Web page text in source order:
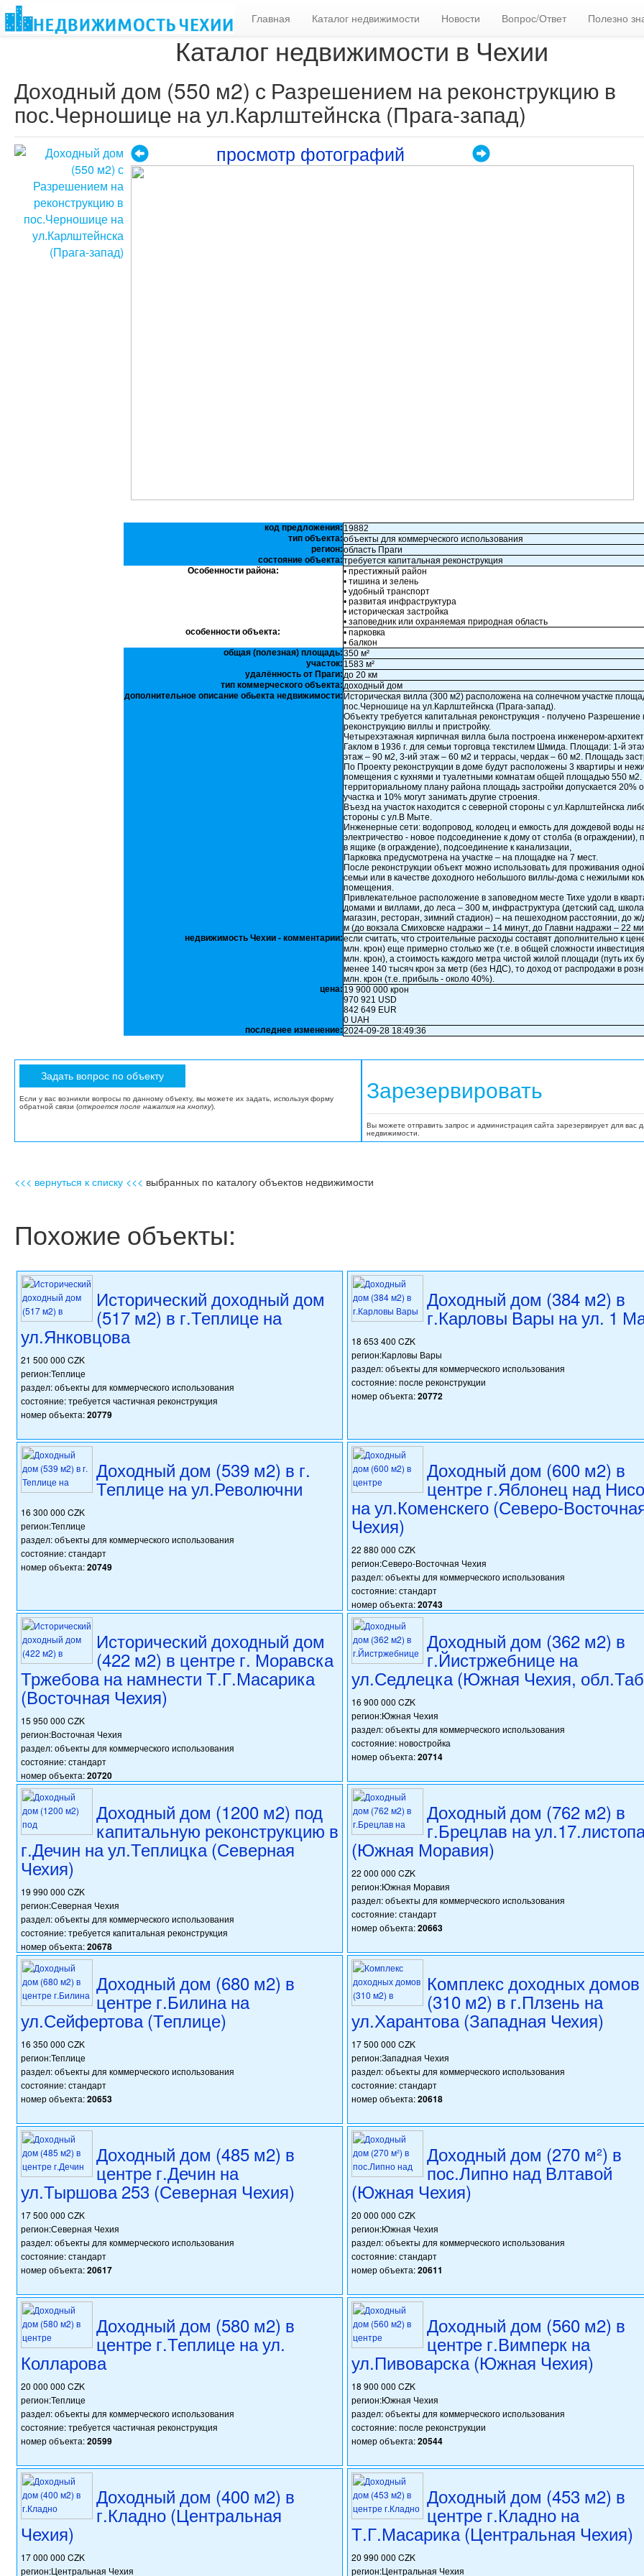
Главная Каталог недвижимости Новости Вопрос/Ответ Полезно
Каталог недвижимости в Чехии
Доходный дом (550 м2) с Разрешением на реконструкцию в
пос.Черношице на ул.Карлштейнска (Прага-запад)
просмотр фотографий
код предложения: 19882
тип объекта:объекты для коммерческого использования
регион:область Праги
состояние объекта:требуется капитальная реконструкция
Особенности района:
• престижный район
• тишина и зелень
• удобный транспорт
• развитая инфраструктура
• историческая застройка
• заповедник или охраняемая природная область
особенности объекта:
• парковка
• балкон
общая (полезная) площадь:350 м²
участок: 1583 м²
удалённость от Праги:до 20 км
тип коммерческого объекта:доходный дом
дополнительное описание обьекта недвижимости: Историческая вилла (300 м2) расположена на солнечном участке
пос.Черношице на ул.Карлштейнска (Прага-запад).
Объекту требуется капитальная реконструкция - получено Разрешение
реконструкцию виллы и пристройку.
Четырехэтажная кирпичная вилла была построена инженером-
Гаклом в 1936 г. для семьи торговца текстилем Шмида. Площади: 1-й
этаж – 90 м2, 3-ий этаж – 60 м2 и террасы, чердак – 60 м2. Площадь
По Проекту реконструкции в доме будут расположены 3 квартиры и
помещения с кухнями и туалетными комнатам общей площадью 550
территориальному плану района площадь застройки допускается 20%
участка и 10% могут занимать другие строения.
Въезд на участок находится с северной стороны с ул.Карлштейнска
стороны с ул.В Мыте.
Инженерные сети: водопровод, колодец и емкость для дождевой воды
электричество - новое подсоединение к дому от столба (в ограждении),
в ящике (в ограждение), подсоединение к канализации,
Парковка предусмотрена на участке – на площадке на 7 мест.
После реконструкции объект можно использовать для проживания
семьи или в качестве доходного небольшого виллы-дома с нежилыми
помещения.
Привлекательное расположение в заповедном месте Тихе удоли в
домами и виллами, до леса – 300 м, инфраструктура (детский сад,
магазин, ресторан, зимний стадион) – на пешеходном расстоянии, до
м (до вокзала Смиховске надражи – 14 минут, до Главни надражи – 22
недвижимость Чехии - комментарии:если считать, что строительные расходы составят дополнительно к
млн. крон) еще примерно столько же (т.е. в общей сложности
млн. крон), а стоимость каждого метра чистой жилой площади (путь их
менее 140 тысяч крон за метр (без НДС), то доход от распродажи в
млн. крон (т.е. прибыль - около 40%).
цена: 19 900 000 крон
970 921 USD
842 649 EUR
0 UAH
последнее изменение:2024-09-28 18:49:36
Если у вас возникли вопросы по данному объекту, вы можете их задать, используя форму
обратной связи (откроется после нажатия на кнопку).
Зарезервировать
Вы можете отправить запрос и администрация сайта зарезервирует для вас
недвижимости.
<<< вернуться к списку <<< выбранных по каталогу объектов недвижимости
Похожие объекты:
Исторический доходный дом
(517 м2) в г.Теплице на
ул.Янковцова
21 500 000 CZK
регион:Теплице
раздел: объекты для коммерческого использования
состояние: требуется частичная реконструкция
номер объекта:20779
Доходный дом (384 м2) в
г.Карловы Вары на ул. 1
18 653 400 CZK
регион:Карловы Вары
раздел: объекты для коммерческого использования
состояние: после реконструкции
номер объекта:20772
Доходный дом (539 м2) в г.
Теплице на ул.Револючни
16 300 000 CZK
регион:Теплице
раздел: объекты для коммерческого использования
состояние: стандарт
номер объекта:20749
Доходный дом (600 м2) в
центре г.Яблонец над
на ул.Коменскего (Северо-
Чехия)
22 880 000 CZK
регион:Северо-Восточная Чехия
раздел: объекты для коммерческого использования
состояние: стандарт
номер объекта:20743
Исторический доходный дом
(422 м2) в центре г. Моравска
Тржебова на намнести Т.Г.Масарика
(Восточная Чехия)
15 950 000 CZK
регион:Восточная Чехия
раздел: объекты для коммерческого использования
состояние: стандарт
номер объекта:20720
Доходный дом (362 м2) в
г.Йистржебнице на
ул.Седлецка (Южная Чехия,
16 900 000 CZK
регион:Южная Чехия
раздел: объекты для коммерческого использования
состояние: новостройка
номер объекта:20714
Доходный дом (1200 м2) под
капитальную реконструкцию в
г.Дечин на ул.Теплицка (Северная
Чехия)
19 990 000 CZK
регион:Северная Чехия
раздел: объекты для коммерческого использования
состояние: требуется капитальная реконструкция
номер объекта:20678
Доходный дом (762 м2) в
г.Брецлав на
(Южная Моравия)
22 000 000 CZK
регион:Южная Моравия
раздел: объекты для коммерческого использования
состояние: стандарт
номер объекта:20663
Доходный дом (680 м2) в
центре г.Билина на
ул.Сейфертова (Теплице)
16 350 000 CZK
регион:Теплице
раздел: объекты для коммерческого использования
состояние: стандарт
номер объекта:20653
Комплекс доходных домов
(310 м2) в г.Плзень на
ул.Харантова (Западная Чехия)
17 500 000 CZK
регион:Западная Чехия
раздел: объекты для коммерческого использования
состояние: стандарт
номер объекта:20618
Доходный дом (485 м2) в
центре г.Дечин на
ул.Тыршова 253 (Северная Чехия)
17 500 000 CZK
регион:Северная Чехия
раздел: объекты для коммерческого использования
состояние: стандарт
номер объекта:20617
Доходный дом (270 м²) в
пос.Липно над Влтавой
(Южная Чехия)
20 000 000 CZK
регион:Южная Чехия
раздел: объекты для коммерческого использования
состояние: стандарт
номер объекта:20611
Доходный дом (580 м2) в
центре г.Теплице на ул.
Колларова
20 000 000 CZK
регион:Теплице
раздел: объекты для коммерческого использования
состояние: требуется частичная реконструкция
номер объекта:20599
Доходный дом (560 м2) в
центре г.Вимперк на
ул.Пивоварска (Южная Чехия)
18 900 000 CZK
регион:Южная Чехия
раздел: объекты для коммерческого использования
состояние: после реконструкции
номер объекта:20544
Доходный дом (400 м2) в
г.Кладно (Центральная
Чехия)
17 000 000 CZK
регион:Центральная Чехия
Доходный дом (453 м2) в
центре г.Кладно на
Т.Г.Масарика (Центральная Чехия)
20 990 000 CZK
регион:Центральная Чехия